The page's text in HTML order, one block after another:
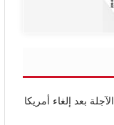
بعد إلغاء أمريكا